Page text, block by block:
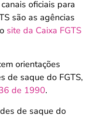
oficiais para
são as agências
site da Caixa FGTS
orientações
de saque do FGTS,
de 1990.
de saque do